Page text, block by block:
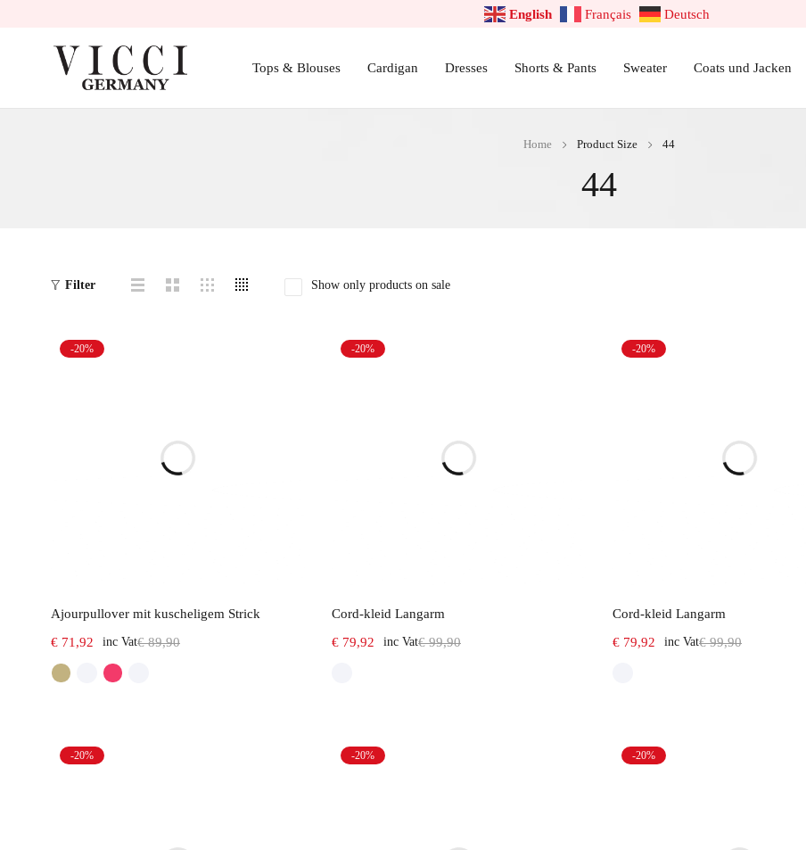
English Français Deutsch
Tops & Blouses Cardigan Dresses Shorts & Pants Sweater Coats und Jacken
44
Home Product Size 44
Filter Show only products on sale
-20%
Ajourpullover mit kuscheligem Strick
€89,90
€ 71,92 inc Vat
-20%
Cord-kleid Langarm
€99,90
€ 79,92 inc Vat
-20%
Cord-kleid Langarm
€99,90
€ 79,92 inc Vat
-20% -20% -20%